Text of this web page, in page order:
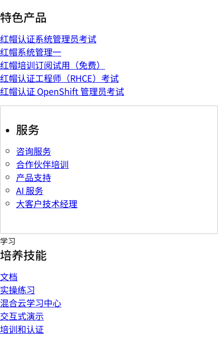
特色产品
红帽认证系统管理员考试
红帽系统管理一
红帽培训订阅试用（免费）
红帽认证工程师（RHCE）考试
红帽认证 OpenShift 管理员考试
服务
咨询服务
合作伙伴培训
产品支持
AI 服务
大客户技术经理
学习
培养技能
文档
实操练习
混合云学习中心
交互式演示
培训和认证